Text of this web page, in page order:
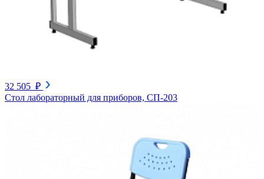
32 505 ₽
Стол лабораторный для приборов, СП-203